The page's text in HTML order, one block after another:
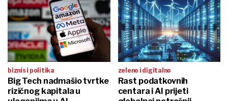
biznis i politika
Big Tech nadmašio tvrtke
rizičnog kapitala u
zeleno i digitalno
Rast podatkovnih
centara i AI prijeti